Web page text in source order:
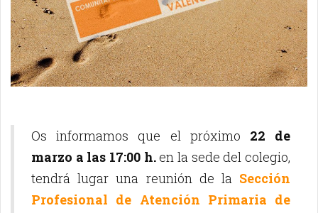
Os informamos que el próximo 22 de
marzo a las 17:00 h.en la sede del colegio,
tendrá lugar una reunión de la Sección
Profesional de Atención Primaria de